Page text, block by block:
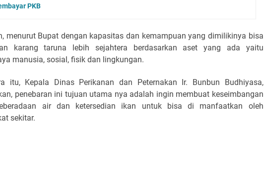
PKB
menurut Bupat dengan kapasitas dan kemampuan yang dimilikinya bisa
karang taruna lebih sejahtera berdasarkan aset yang ada yaitu
manusia, sosial, fisik dan lingkungan.
itu, Kepala Dinas Perikanan dan Peternakan Ir. Bunbun Budhiyasa,
penebaran ini tujuan utama nya adalah ingin membuat keseimbangan
air dan ketersedian ikan untuk bisa di manfaatkan oleh
sekitar.